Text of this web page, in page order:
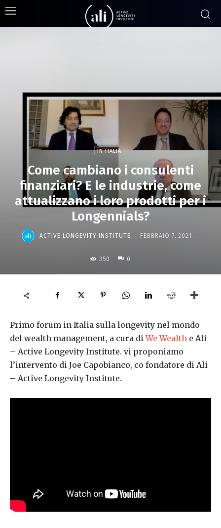
IN ITALIA
Come cambiano i consulenti
finanziari? E le industrie, come
attualizzano i loro prodotti per i
Longennials?
ACTIVE LONGEVITY INSTITUTE - FEBBRAIO 7, 2021
350 0
Primo forum in Italia sulla longevity nel mondo
del wealth management, a cura diWe Wealth e Ali
– Active Longevity Institute. vi proponiamo
l’intervento di Joe Capobianco, co fondatore di Ali
– Active Longevity Institute.